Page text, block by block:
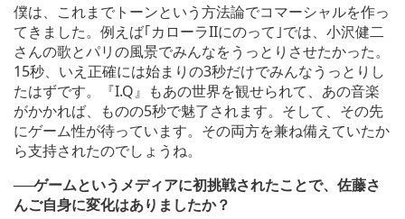
僕は、これまでトーンという方法論でコマーシャルを作っ
てきました。例えば｢カローラIIにのって｣では、小沢健二
さんの歌とパリの風景でみんなをうっとりさせたかった。
15秒、いえ正確には始まりの3秒だけでみんなうっとりし
たはずです。『I.Q』もあの世界を観せられて、あの音楽
がかかれば、ものの5秒で魅了されます。そして、その先
にゲーム性が待っています。その両方を兼ね備えていたか
ら支持されたのでしょうね。
──ゲームというメディアに初挑戦されたことで、佐藤さ
んご自身に変化はありましたか？